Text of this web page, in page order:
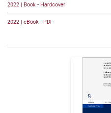
2022 | Book - Hardcover
2022 | eBook - PDF